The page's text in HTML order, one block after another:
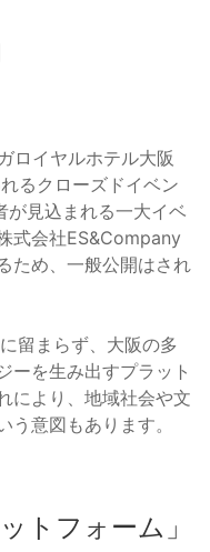
ロイヤルホテル大阪
るクローズドイベン
が見込まれる一大イベ
式会社ES&Company
ため、一般公開はされ
留まらず、大阪の多
ーを生み出すプラット
により、地域社会や文
意図もあります。
トフォーム」